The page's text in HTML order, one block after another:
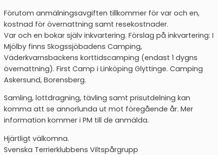
Förutom anmälningsavgiften tillkommer för var och en,
kostnad för övernattning samt resekostnader.
Var och en bokar själv inkvartering. Förslag på inkvartering: I
Mjölby finns Skogssjöbadens Camping,
Väderkvarnsbackens korttidscamping (endast 1 dygns
övernattning). First Camp i Linköping Glyttinge. Camping
Askersund, Borensberg.
Samling, lottdragning, tävling samt prisutdelning kan
komma att se annorlunda ut mot föregående år. Mer
information kommer i PM till de anmälda.
Hjärtligt välkomna.
Svenska Terrierklubbens Viltspårgrupp